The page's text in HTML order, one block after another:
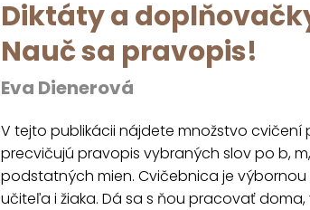
Diktáty a
Nauč sa pravopis!
Eva Dienerová
V tejto publikácii nájdete množstvo cvičení
precvičujú pravopis vybraných slov po b,
podstatných mien. Cvičebnica je
učiteľa i žiaka. Dá sa s ňou pracovať